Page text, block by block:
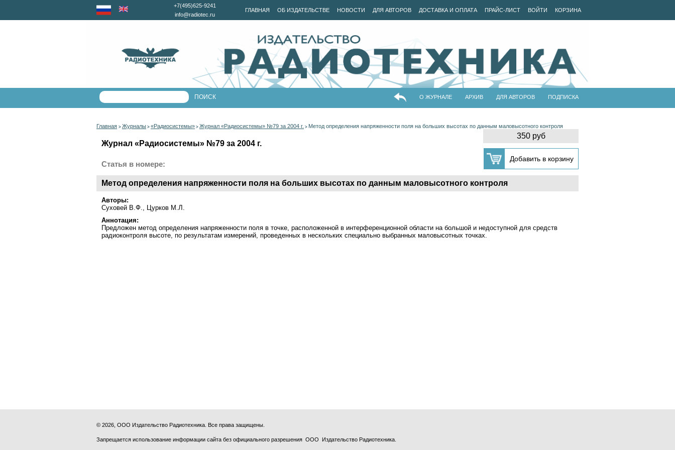
ГЛАВНАЯ ОБ ИЗДАТЕЛЬСТВЕ НОВОСТИ ДЛЯ АВТОРОВ ДОСТАВКА И ОПЛАТА ПРАЙС-ЛИСТ ВОЙТИ КОРЗИНА
+7(495)625-9241
info@radiotec.ru
О ЖУРНАЛЕ АРХИВ ДЛЯ АВТОРОВ ПОДПИСКА
Главная > Журналы > «Радиосистемы» > Журнал «Радиосистемы» №79 за 2004 г. > Метод определения напряженности поля на больших высотах по данным маловысотного контроля
350 руб
Журнал «Радиосистемы» №79 за 2004 г.
Статья в номере:
Метод определения напряженности поля на больших высотах по данным маловысотного контроля
Авторы:
Суховей В.Ф., Цурков М.Л.
Аннотация:
Предложен метод определения напряженности поля в точке, расположенной в интерференционной области на большой и недоступной для средств
радиоконтроля высоте, по результатам измерений, проведенных в нескольких специально выбранных маловысотных точках.
© 2026, ООО Издательство Радиотехника. Все права защищены.
Запрещается использование информации сайта без официального разрешения ООО Издательство Радиотехника.